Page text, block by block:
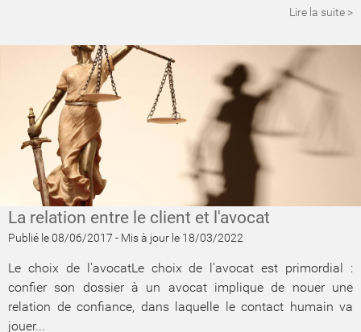
Lire la suite >
La relation entre le client et l'avocat
Publié le 08/06/2017 - Mis à jour le 18/03/2022
Le choix de l'avocatLe choix de l'avocat est primordial :
confier son dossier à un avocat implique de nouer une
relation de confiance, dans laquelle le contact humain va
jouer...